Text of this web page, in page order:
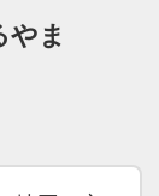
ま